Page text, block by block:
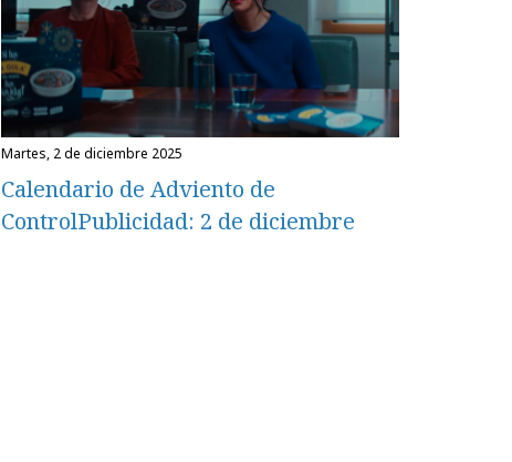
martes, 2 de diciembre 2025
Calendario de Adviento de
ControlPublicidad: 2 de diciembre